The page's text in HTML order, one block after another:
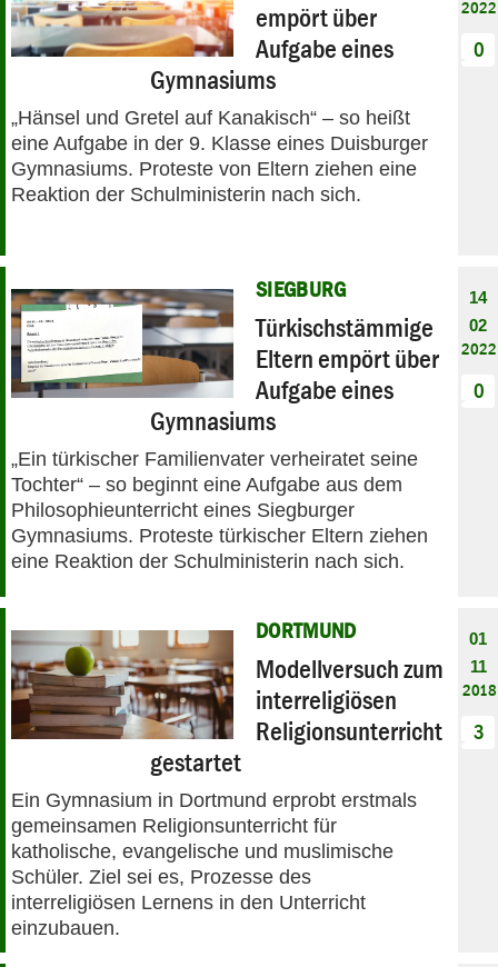
empört über
Aufgabe eines
Gymnasiums
„Hänsel und Gretel auf Kanakisch“ – so heißt
eine Aufgabe in der 9. Klasse eines Duisburger
Gymnasiums. Proteste von Eltern ziehen eine
Reaktion der Schulministerin nach sich.
2022
0
SIEGBURG
Türkischstämmige
Eltern empört über
Aufgabe eines
Gymnasiums
„Ein türkischer Familienvater verheiratet seine
Tochter“ – so beginnt eine Aufgabe aus dem
Philosophieunterricht eines Siegburger
Gymnasiums. Proteste türkischer Eltern ziehen
eine Reaktion der Schulministerin nach sich.
14
02
2022
0
DORTMUND
Modellversuch zum
interreligiösen
Religionsunterricht
gestartet
Ein Gymnasium in Dortmund erprobt erstmals
gemeinsamen Religionsunterricht für
katholische, evangelische und muslimische
Schüler. Ziel sei es, Prozesse des
interreligiösen Lernens in den Unterricht
einzubauen.
01
11
2018
3